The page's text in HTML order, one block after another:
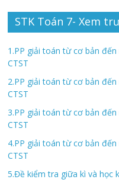
STK Toán 7- Xem
1.PP giải toán từ cơ bản
CTST
2.PP giải toán từ cơ bản
CTST
3.PP giải toán từ cơ bản
CTST
4.PP giải toán từ cơ bản
CTST
5.Đề kiểm tra giữa kì và học